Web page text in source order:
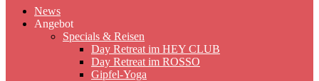
News
Angebot
Specials & Reisen
Day Retreat im HEY CLUB
Day Retreat im ROSSO
Gipfel-Yoga